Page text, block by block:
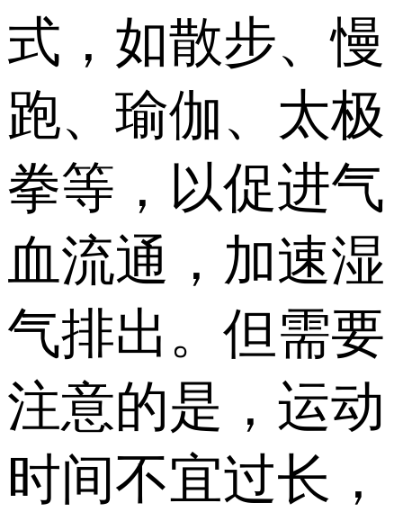
式，如散步、慢
跑、瑜伽、太极
拳等，以促进气
血流通，加速湿
气排出。但需要
注意的是，运动
时间不宜过长，